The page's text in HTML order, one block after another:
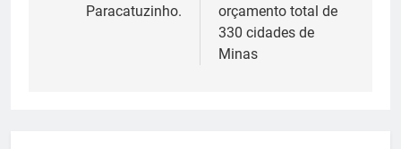
Paracatuzinho.
orçamento total de
330 cidades de
Minas